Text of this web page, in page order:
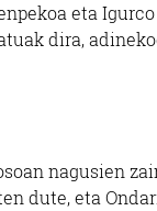
eta
dira,
nagusien
dute, eta